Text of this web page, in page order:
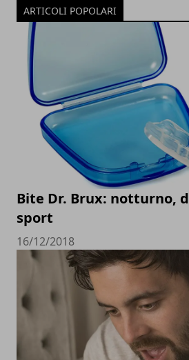
ARTICOLI POPOLARI
Bite Dr. Brux: notturno,
sport
16/12/2018